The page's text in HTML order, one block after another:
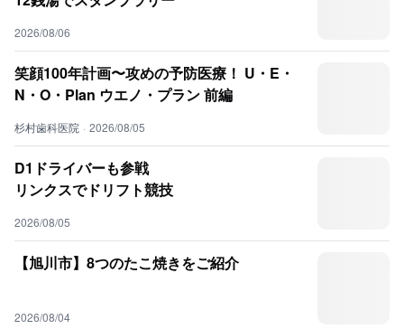
2026/08/06
笑顔100年計画〜攻めの予防医療！ U・E・
N・O・Plan ウエノ・プラン 前編
杉村歯科医院 · 2026/08/05
D1ドライバーも参戦
リンクスでドリフト競技
2026/08/05
【旭川市】8つのたこ焼きをご紹介
2026/08/04